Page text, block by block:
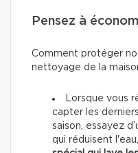
Pensez à
Comment protéger
nettoyage de la
Lorsque vous
capter les
saison, essayez
qui réduisent